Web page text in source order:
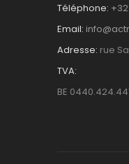
Téléphone:
Email:
Adresse: rue
TVA:
BE